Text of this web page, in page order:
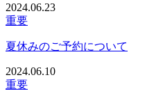
2024.06.23
重要
夏休みのご予約について
2024.06.10
重要